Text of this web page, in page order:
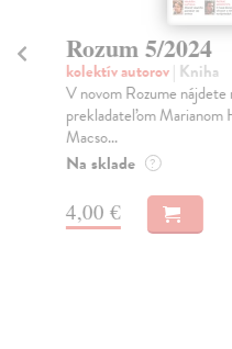
Rozum 5/2024
kolektív autorov| Kniha
V novom Rozume nájdete
prekladateľom Marianom
Macso...
Na sklade ?
4,00 €